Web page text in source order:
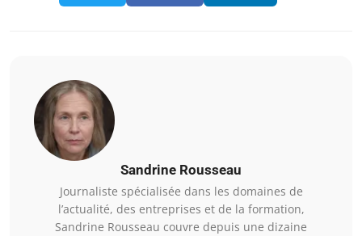
Sandrine Rousseau
Journaliste spécialisée dans les domaines de
l’actualité, des entreprises et de la formation,
Sandrine Rousseau couvre depuis une dizaine